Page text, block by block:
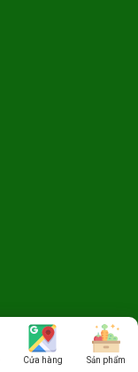
Cửa hàng Sản phẩm